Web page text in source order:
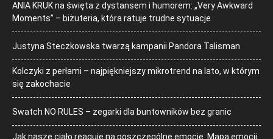
ANIA KRUK na święta z dystansem i humorem: „Very Awkward
Moments” – biżuteria, która ratuje trudne sytuacje
Justyna Steczkowska twarzą kampanii Pandora Talisman
Kolczyki z perłami – najpiękniejszy mikrotrend na lato, w którym
się zakochacie
Swatch NO RULES – zegarki dla buntowników bez granic
Jak nasze ciało reaguje na poszczególne emocje. Mapa emocji